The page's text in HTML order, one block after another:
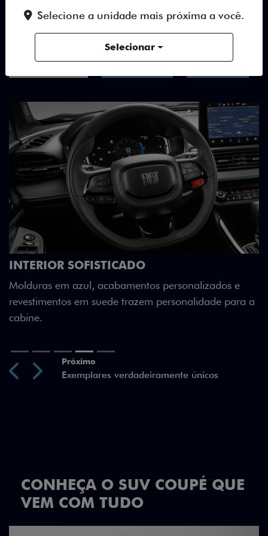
FASTBACK
DESTAQUES HÍBRIDOS DESIGN
e
para a
EXEMPLARES
A placa metálica numerada reforça o
edição especial 50 anos.
CONHEÇA O SUV COUPÉ QUE
VEM COM TUDO
Selecione a unidade mais próxima a você.
Selecionar